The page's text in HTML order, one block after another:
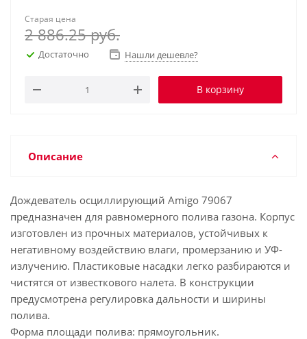
Старая цена
2 886.25руб.
Достаточно Нашли дешевле?
В корзину
Описание
Дождеватель осциллирующий Amigo 79067
предназначен для равномерного полива газона. Корпус
изготовлен из прочных материалов, устойчивых к
негативному воздействию влаги, промерзанию и УФ-
излучению. Пластиковые насадки легко разбираются и
чистятся от известкового налета. В конструкции
предусмотрена регулировка дальности и ширины
полива.
Форма площади полива: прямоугольник.